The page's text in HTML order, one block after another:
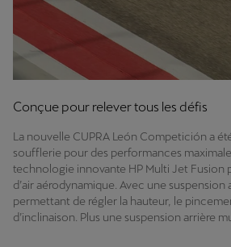
Conçue pour relever tous les défis
La nouvelle CUPRA León Competición a
soufflerie pour des performances
technologie innovante HP Multi Jet Fusion
d’air aérodynamique. Avec une suspension
permettant de régler la hauteur, le
d’inclinaison. Plus une suspension arrière